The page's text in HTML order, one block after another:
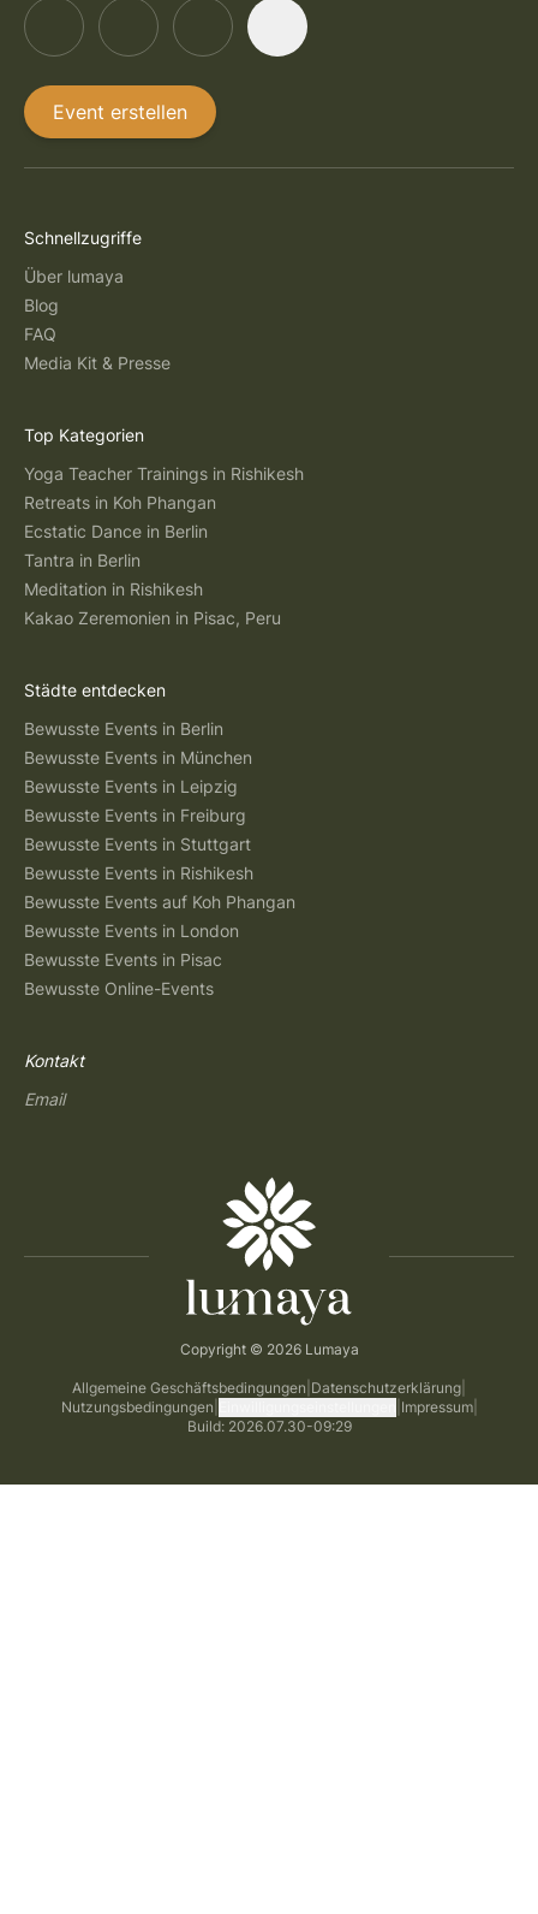
Event erstellen
Schnellzugriffe
Über lumaya
Blog
FAQ
Media Kit & Presse
Top Kategorien
Yoga Teacher Trainings in Rishikesh
Retreats in Koh Phangan
Ecstatic Dance in Berlin
Tantra in Berlin
Meditation in Rishikesh
Kakao Zeremonien in Pisac, Peru
Städte entdecken
Bewusste Events in Berlin
Bewusste Events in München
Bewusste Events in Leipzig
Bewusste Events in Freiburg
Bewusste Events in Stuttgart
Bewusste Events in Rishikesh
Bewusste Events auf Koh Phangan
Bewusste Events in London
Bewusste Events in Pisac
Bewusste Online-Events
Kontakt
Email
Copyright © 2026 Lumaya
Allgemeine Geschäftsbedingungen Datenschutzerklärung
Nutzungsbedingungen
Impressum|
Build: 2026.07.30-09:29